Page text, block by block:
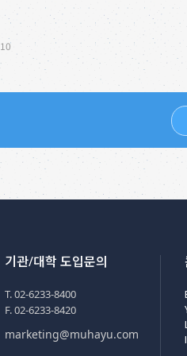
10
기관/대학 도입문의
T. 02-6233-8400
F. 02-6233-8420
marketing@muhayu.com